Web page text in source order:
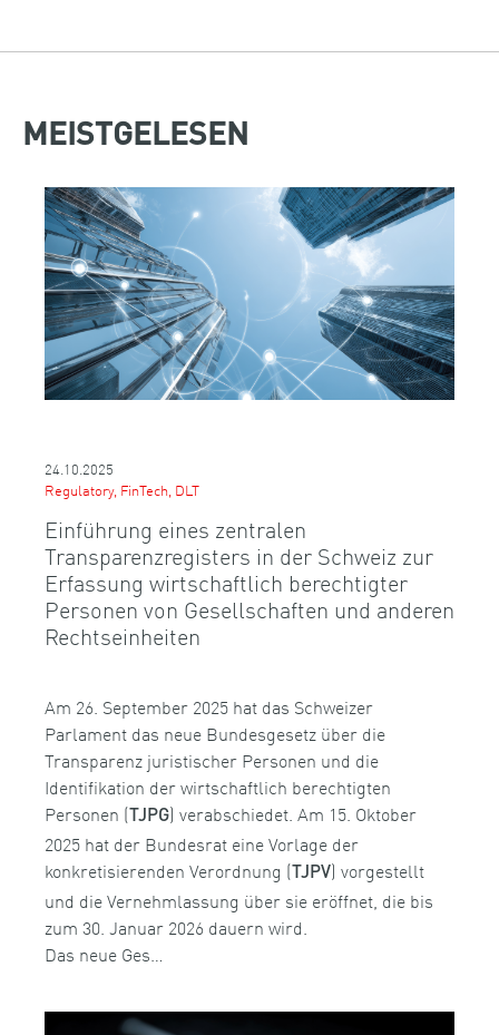
MEISTGELESEN
24.10.2025
Regulatory, FinTech, DLT
Einführung eines zentralen
Transparenzregisters in der Schweiz zur
Erfassung wirtschaftlich berechtigter
Personen von Gesellschaften und anderen
Rechtseinheiten
Am 26. September 2025 hat das Schweizer
Parlament das neue Bundesgesetz über die
Transparenz juristischer Personen und die
Identifikation der wirtschaftlich berechtigten
Personen ( TJPG) verabschiedet. Am 15. Oktober
2025 hat der Bundesrat eine Vorlage der
konkretisierenden Verordnung ( TJPV) vorgestellt
und die Vernehmlassung über sie eröffnet, die bis
zum 30. Januar 2026 dauern wird.
Das neue Ges…